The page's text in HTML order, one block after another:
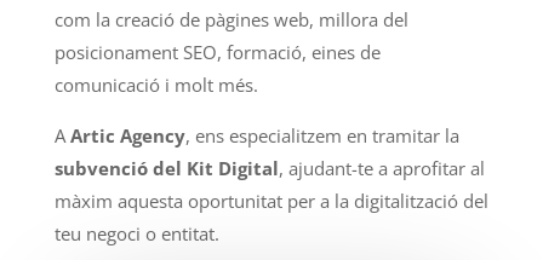
com la creació de pàgines web, millora del
posicionament SEO, formació, eines de
comunicació i molt més.
A Artic Agency, ens especialitzem en tramitar la
subvenció del Kit Digital, ajudant-te a aprofitar al
màxim aquesta oportunitat per a la digitalització del
teu negoci o entitat.